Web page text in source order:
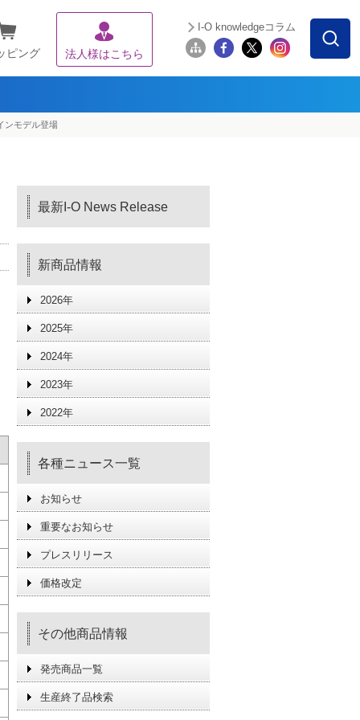
ピング 法人様はこちら
I-O knowledgeコラム
ンモデル登場
最新I-O News Release
新商品情報
2026年
2025年
2024年
2023年
2022年
各種ニュース一覧
お知らせ
重要なお知らせ
プレスリリース
価格改定
その他商品情報
発売商品一覧
生産終了品検索